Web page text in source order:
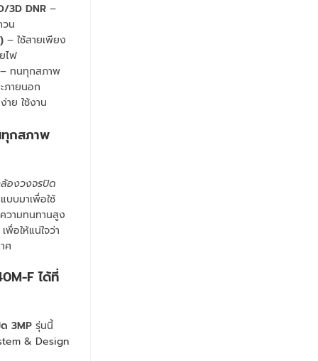
3D DNR–
น
– ใช้สายเพียง
ไฟ
ทนทุกสภาพ
ภายนอก
ย ใช้งาน
ทุกสภาพ
องวงจรปิด
บมาเพื่อใช้
วามทนทานสูง
พื่อให้แน่ใจว่า
ศ
Fได้ที่
3MPรุ่นนี้
& Design